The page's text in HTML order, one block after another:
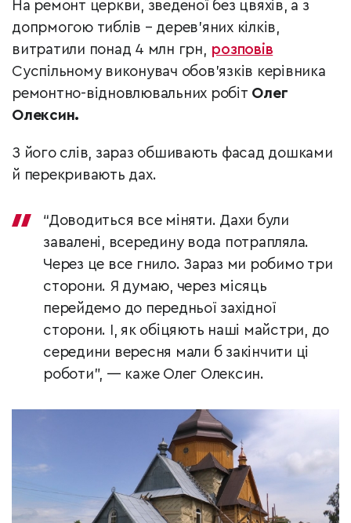
На ремонт церкви, зведеної без цвяхів, а з
допрмогою тиблів – дерев’яних кілків,
витратили понад 4 млн грн, розповів
Суспільному виконувач обов’язків керівника
ремонтно-відновлювальних робіт Олег
Олексин.
З його слів, зараз обшивають фасад дошками
й перекривають дах.
“Доводиться все міняти. Дахи були
завалені, всередину вода потрапляла.
Через це все гнило. Зараз ми робимо три
сторони. Я думаю, через місяць
перейдемо до передньої західної
сторони. І, як обіцяють наші майстри, до
середини вересня мали б закінчити ці
роботи”, — каже Олег Олексин.